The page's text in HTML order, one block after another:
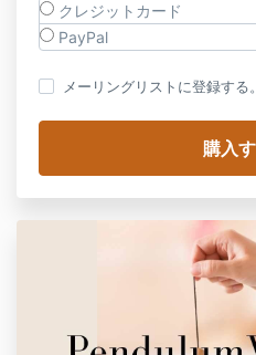
クレジットカード
PayPal
メーリングリストに登録する。